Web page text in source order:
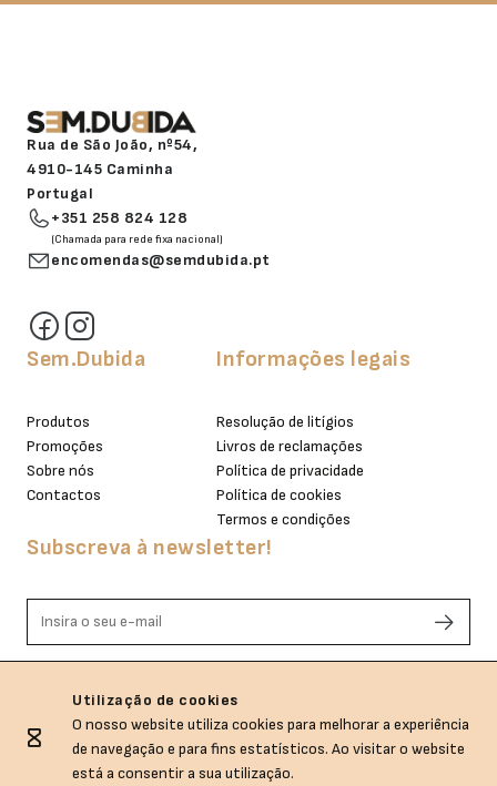
Rua de São João, nº54,
4910-145 Caminha
Portugal
+351 258 824 128
(Chamada para rede fixa nacional)
encomendas@semdubida.pt
Sem.Dubida
Produtos
Promoções
Sobre nós
Contactos
Informações legais
Resolução de litígios
Livros de reclamações
Política de privacidade
Política de cookies
Termos e condições
Subscreva à newsletter!
Utilização de cookies
O nosso website utiliza cookies para melhorar a experiência
de navegação e para fins estatísticos. Ao visitar o website
está a consentir a sua utilização.